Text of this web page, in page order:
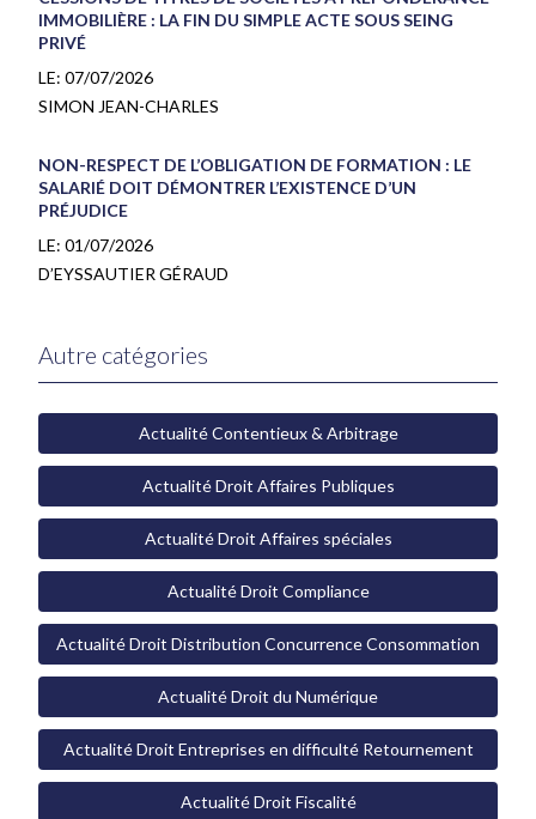
IMMOBILIÈRE : LA FIN DU SIMPLE ACTE SOUS SEING
PRIVÉ
LE: 07/07/2026
SIMON JEAN-CHARLES
NON-RESPECT DE L’OBLIGATION DE FORMATION : LE
SALARIÉ DOIT DÉMONTRER L’EXISTENCE D’UN
PRÉJUDICE
LE: 01/07/2026
D’EYSSAUTIER GÉRAUD
Autre catégories
Actualité Contentieux & Arbitrage
Actualité Droit Affaires Publiques
Actualité Droit Affaires spéciales
Actualité Droit Compliance
Actualité Droit Distribution Concurrence Consommation
Actualité Droit du Numérique
Actualité Droit Entreprises en difficulté Retournement
Actualité Droit Fiscalité